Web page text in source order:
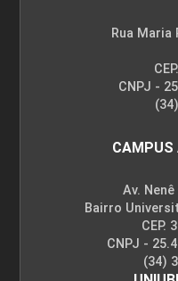
Rua Maria
CNPJ -
CAMPUS
Av. Nenê
Bairro
CEP.
CNPJ -
(34)